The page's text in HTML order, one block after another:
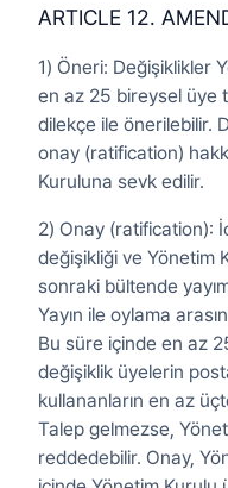
ARTICLE 12.
1) Öneri: Değişiklikler
en az 25 bireysel üye
dilekçe ile önerilebilir.
onay (ratification)
Kuruluna sevk edilir.
2) Onay (ratification):
değişikliği ve Yönetim
sonraki bültende
Yayın ile oylama
Bu süre içinde en az
değişiklik üyelerin
kullananların en az
Talep gelmezse,
reddedebilir. Onay,